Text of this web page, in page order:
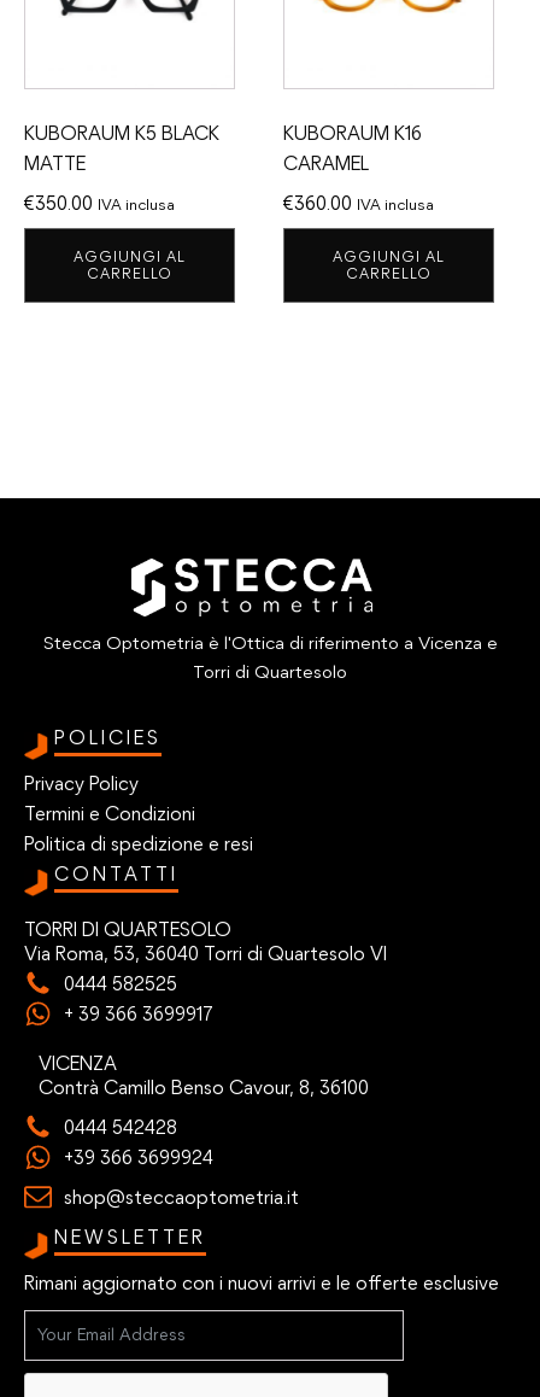
KUBORAUM K5 BLACK
MATTE
€350.00 IVA inclusa
AGGIUNGI AL
CARRELLO
KUBORAUM K16
CARAMEL
€360.00 IVA inclusa
AGGIUNGI AL
CARRELLO
Stecca Optometria è l'Ottica di riferimento a Vicenza e
Torri di Quartesolo
POLICIES
Privacy Policy
Termini e Condizioni
Politica di spedizione e resi
CONTATTI
TORRI DI QUARTESOLO
Via Roma, 53, 36040 Torri di Quartesolo VI
0444 582525
+ 39 366 3699917
VICENZA
Contrà Camillo Benso Cavour, 8, 36100
0444 542428
+39 366 3699924
shop@steccaoptometria.it
NEWSLETTER
Rimani aggiornato con i nuovi arrivi e le offerte esclusive